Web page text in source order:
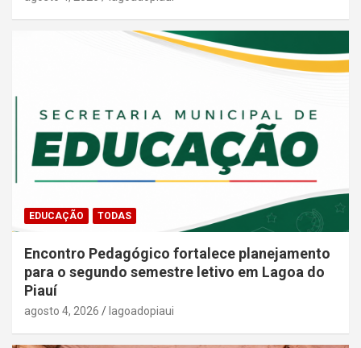
EDUCAÇÃO TODAS
Encontro Pedagógico fortalece planejamento
para o segundo semestre letivo em Lagoa do
Piauí
agosto 4, 2026 lagoadopiaui